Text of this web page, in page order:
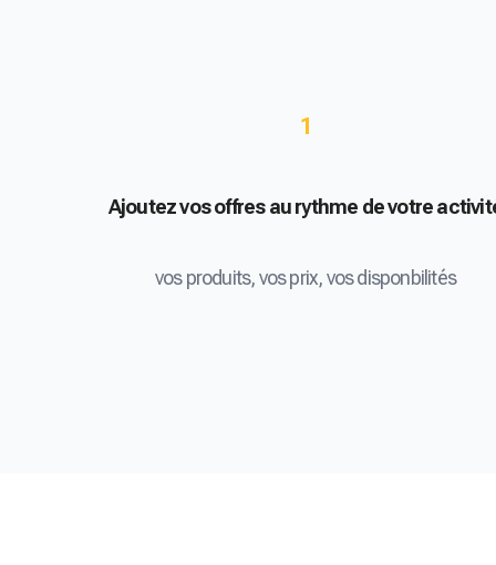
1
Ajoutez vos offres au rythme de votre
vos produits, vos prix, vos disponbilités